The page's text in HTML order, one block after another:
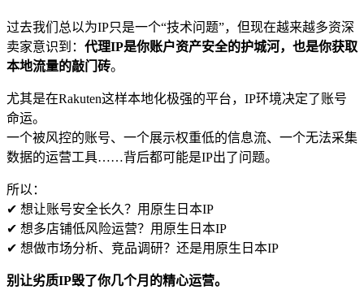
过去我们总以为IP只是一个“技术问题”，但现在越来越多资深
卖家意识到： 代理IP是你账户资产安全的护城河，也是你获取
本地流量的敲门砖。
尤其是在Rakuten这样本地化极强的平台，IP环境决定了账号
命运。
一个被风控的账号、一个展示权重低的信息流、一个无法采集
数据的运营工具……背后都可能是IP出了问题。
所以：
✔ 想让账号安全长久？用原生日本IP
✔ 想多店铺低风险运营？用原生日本IP
✔ 想做市场分析、竞品调研？还是用原生日本IP
别让劣质IP毁了你几个月的精心运营。